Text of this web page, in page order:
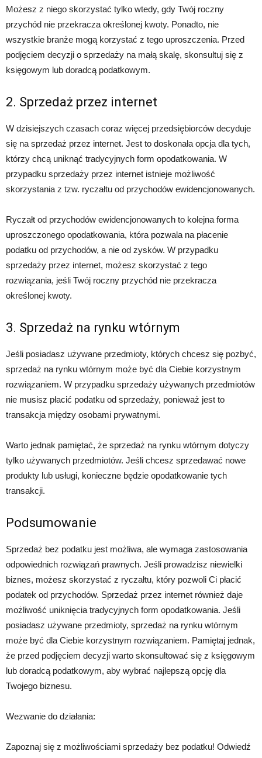
Możesz z niego skorzystać tylko wtedy, gdy Twój roczny
przychód nie przekracza określonej kwoty. Ponadto, nie
wszystkie branże mogą korzystać z tego uproszczenia. Przed
podjęciem decyzji o sprzedaży na małą skalę, skonsultuj się z
księgowym lub doradcą podatkowym.
2. Sprzedaż przez internet
W dzisiejszych czasach coraz więcej przedsiębiorców decyduje
się na sprzedaż przez internet. Jest to doskonała opcja dla tych,
którzy chcą uniknąć tradycyjnych form opodatkowania. W
przypadku sprzedaży przez internet istnieje możliwość
skorzystania z tzw. ryczałtu od przychodów ewidencjonowanych.
Ryczałt od przychodów ewidencjonowanych to kolejna forma
uproszczonego opodatkowania, która pozwala na płacenie
podatku od przychodów, a nie od zysków. W przypadku
sprzedaży przez internet, możesz skorzystać z tego
rozwiązania, jeśli Twój roczny przychód nie przekracza
określonej kwoty.
3. Sprzedaż na rynku wtórnym
Jeśli posiadasz używane przedmioty, których chcesz się pozbyć,
sprzedaż na rynku wtórnym może być dla Ciebie korzystnym
rozwiązaniem. W przypadku sprzedaży używanych przedmiotów
nie musisz płacić podatku od sprzedaży, ponieważ jest to
transakcja między osobami prywatnymi.
Warto jednak pamiętać, że sprzedaż na rynku wtórnym dotyczy
tylko używanych przedmiotów. Jeśli chcesz sprzedawać nowe
produkty lub usługi, konieczne będzie opodatkowanie tych
transakcji.
Podsumowanie
Sprzedaż bez podatku jest możliwa, ale wymaga zastosowania
odpowiednich rozwiązań prawnych. Jeśli prowadzisz niewielki
biznes, możesz skorzystać z ryczałtu, który pozwoli Ci płacić
podatek od przychodów. Sprzedaż przez internet również daje
możliwość uniknięcia tradycyjnych form opodatkowania. Jeśli
posiadasz używane przedmioty, sprzedaż na rynku wtórnym
może być dla Ciebie korzystnym rozwiązaniem. Pamiętaj jednak,
że przed podjęciem decyzji warto skonsultować się z księgowym
lub doradcą podatkowym, aby wybrać najlepszą opcję dla
Twojego biznesu.
Wezwanie do działania:
Zapoznaj się z możliwościami sprzedaży bez podatku! Odwiedź